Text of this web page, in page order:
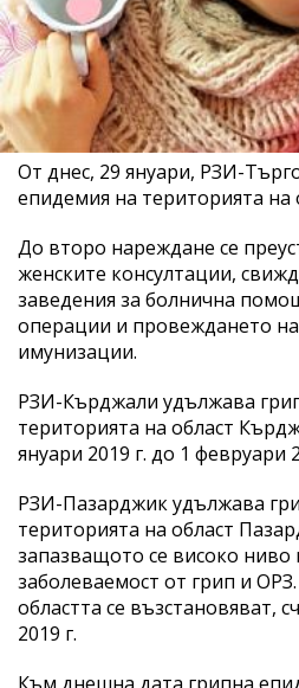
От днес, 29 януари, РЗИ-
епидемия на територията
До второ нареждане се
женските консултации,
заведения за болнична
операции и провеждането
имунизации.
РЗИ-Кърджали удължава
територията на област
януари 2019 г. до 1 февруари
РЗИ-Пазарджик удължава
територията на област
запазващото се високо
заболеваемост от грип и
областта се възстановяват,
2019 г.